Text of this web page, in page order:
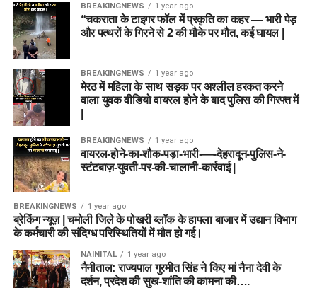
BREAKINGNEWS 1 year ago
“चकराता के टाइगर फॉल में प्रकृति का कहर — भारी पेड़
और पत्थरों के गिरने से 2 की मौके पर मौत, कई घायल |
BREAKINGNEWS 1 year ago
मेरठ में महिला के साथ सड़क पर अश्लील हरकत करने
वाला युवक वीडियो वायरल होने के बाद पुलिस की गिरफ्त में
BREAKINGNEWS 1 year ago
वायरल-होने-का-शौक-पड़ा-भारी-—-देहरादून-पुलिस-ने-
स्टंटबाज़-युवती-पर-की-चालानी-कार्रवाई |
BREAKINGNEWS 1 year ago
ब्रेकिंग न्यूज़ | चमोली जिले के पोखरी ब्लॉक के हापला बाजार में उद्यान विभाग
के कर्मचारी की संदिग्ध परिस्थितियों में मौत हो गई।
NAINITAL 1 year ago
नैनीताल: राज्यपाल गुरमीत सिंह ने किए मां नैना देवी के
दर्शन, प्रदेश की सुख-शांति की कामना की….